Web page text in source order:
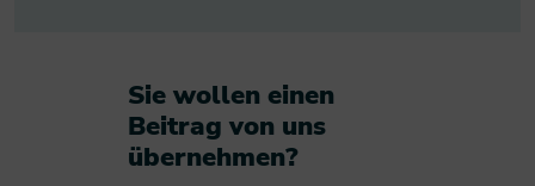
Sie wollen einen
Beitrag von uns
übernehmen?​